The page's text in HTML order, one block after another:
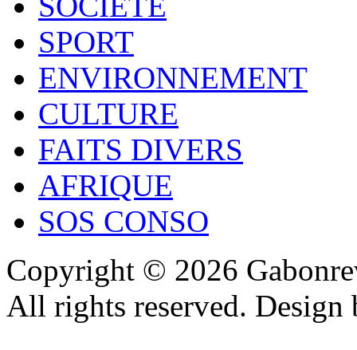
SPORT
ENVIRONNEMENT
CULTURE
FAITS DIVERS
AFRIQUE
SOS CONSO
Copyright © 2026
All rights reserved.